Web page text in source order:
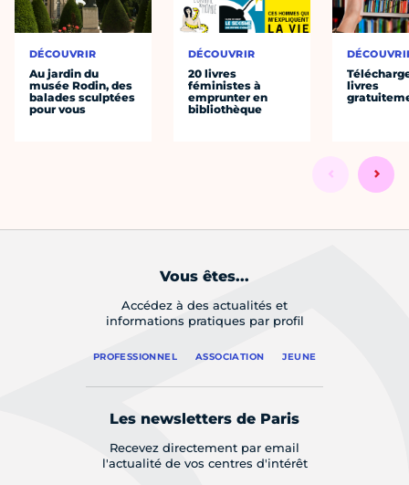
DÉCOUVRIR
Au jardin du
musée Rodin, des
balades sculptées
pour vous
DÉCOUVRIR
20 livres
féministes à
emprunter en
bibliothèque
livres
Vous êtes...
Accédez à des actualités et
informations pratiques par profil
PROFESSIONNEL ASSOCIATION JEUNE
Les newsletters de Paris
Recevez directement par email
l'actualité de vos centres d'intérêt